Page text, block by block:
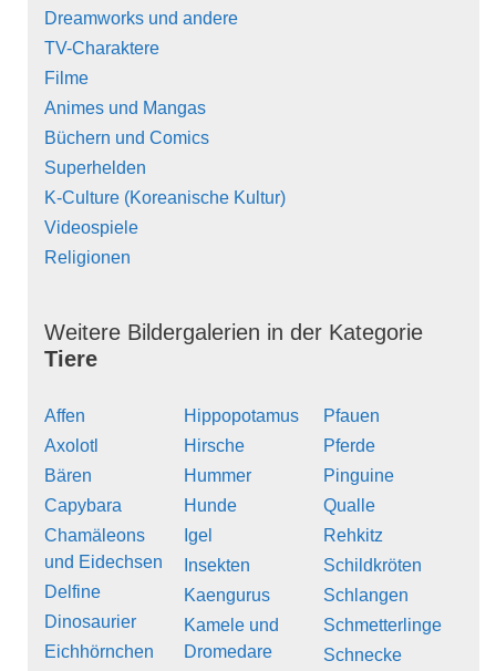
Dreamworks und andere
TV-Charaktere
Filme
Animes und Mangas
Büchern und Comics
Superhelden
K-Culture (Koreanische Kultur)
Videospiele
Religionen
Weitere Bildergalerien in der Kategorie
Tiere
Affen
Axolotl
Bären
Capybara
Chamäleons
und Eidechsen
Delfine
Dinosaurier
Eichhörnchen
Hippopotamus
Hirsche
Hummer
Hunde
Igel
Insekten
Kaengurus
Kamele und
Dromedare
Pfauen
Pferde
Pinguine
Qualle
Rehkitz
Schildkröten
Schlangen
Schmetterlinge
Schnecke